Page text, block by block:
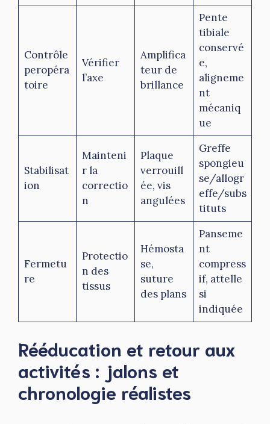
Contrôle
peropéra
toire
Vérifier
l’axe
Amplifica
teur de
brillance
Pente
tibiale
conservé
e,
aligneme
nt
mécaniq
ue
Stabilisat
ion
Mainteni
r la
correctio
n
Plaque
verrouill
ée, vis
angulées
Greffe
spongieu
se/allogr
effe/subs
tituts
Fermetu
re
Protectio
n des
tissus
Hémosta
se,
suture
des plans
Panseme
nt
compress
if, attelle
si
indiquée
Rééducation et retour aux
activités : jalons et
chronologie réalistes